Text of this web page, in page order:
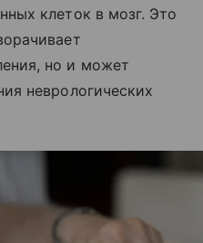
клеток в мозг. Это
но и может
неврологических